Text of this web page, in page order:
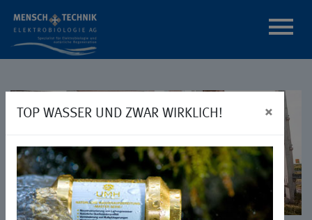
TOP WASSER UND ZWAR WIRKLICH! ×